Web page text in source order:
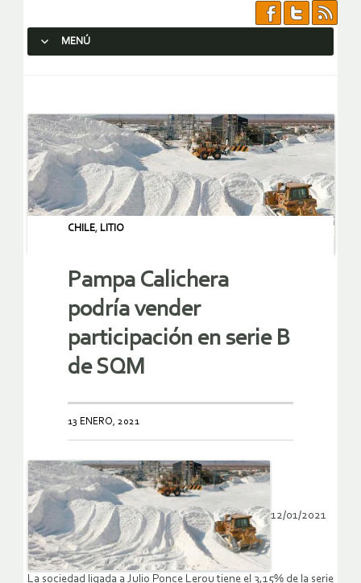
MENÚ
CHILE, LITIO
Pampa Calichera
podría vender
participación en serie B
de SQM
13 ENERO, 2021
12/01/2021
La sociedad ligada a Julio Ponce Lerou tiene el 3,15% de la serie